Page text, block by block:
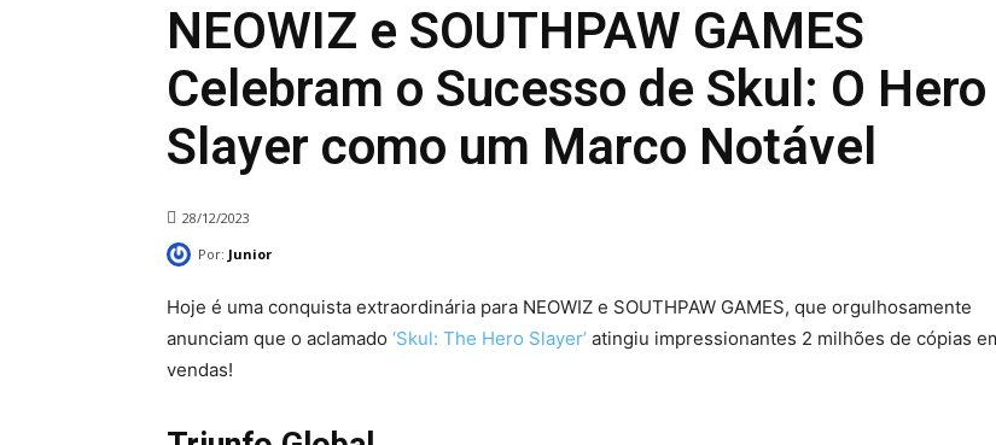
NEOWIZ e SOUTHPAW GAMES
Celebram o Sucesso de Skul: O Hero
Slayer como um Marco Notável
28/12/2023
Por: Junior
Hoje é uma conquista extraordinária para NEOWIZ e SOUTHPAW GAMES, que orgulhosamente
anunciam que o aclamado ‘Skul: The Hero Slayer’ atingiu impressionantes 2 milhões de cópias
vendas!